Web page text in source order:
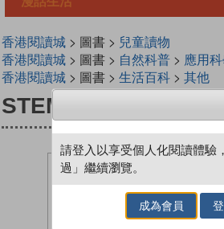
香港閱讀城> 圖書 > 兒童讀物
香港閱讀城> 圖書 > 自然科普> 應用
香港閱讀城> 圖書 > 生活百科> 其他
STEM 新世紀 2
請登入以享受個人化閱讀體驗
過」繼續瀏覽。
成為會員